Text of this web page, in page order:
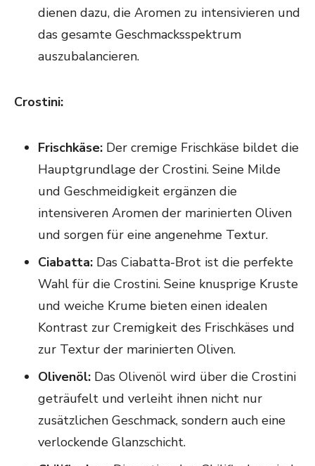
dienen dazu, die Aromen zu intensivieren und
das gesamte Geschmacksspektrum
auszubalancieren.
Crostini:
Frischkäse: Der cremige Frischkäse bildet die
Hauptgrundlage der Crostini. Seine Milde
und Geschmeidigkeit ergänzen die
intensiveren Aromen der marinierten Oliven
und sorgen für eine angenehme Textur.
Ciabatta: Das Ciabatta-Brot ist die perfekte
Wahl für die Crostini. Seine knusprige Kruste
und weiche Krume bieten einen idealen
Kontrast zur Cremigkeit des Frischkäses und
zur Textur der marinierten Oliven.
Olivenöl: Das Olivenöl wird über die Crostini
geträufelt und verleiht ihnen nicht nur
zusätzlichen Geschmack, sondern auch eine
verlockende Glanzschicht.